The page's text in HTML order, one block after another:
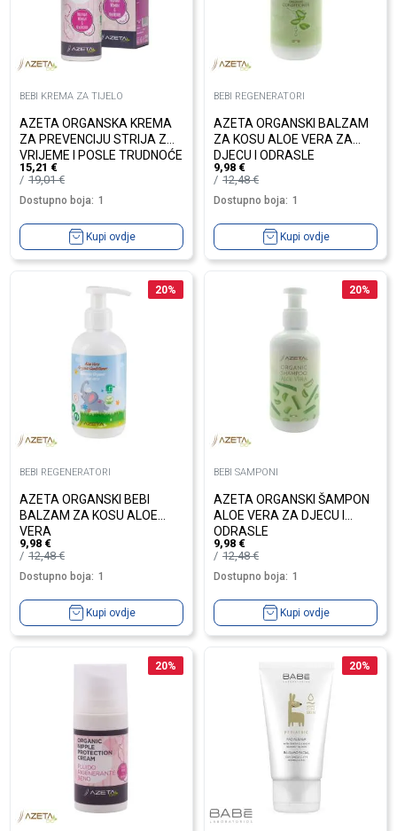
BEBI KREMA ZA TIJELO
AZETA ORGANSKA KREMA
ZA PREVENCIJU STRIJA ZA
VRIJEME I POSLE TRUDNOĆE
150ML
15,21 €
19,01€
Dostupno boja: 1
Kupi ovdje
BEBI REGENERATORI
AZETA ORGANSKI BALZAM
ZA KOSU ALOE VERA ZA
DJECU I ODRASLE
9,98 €
12,48€
Dostupno boja: 1
Kupi ovdje
20%
BEBI REGENERATORI
AZETA ORGANSKI BEBI
BALZAM ZA KOSU ALOE
VERA
9,98 €
12,48€
Dostupno boja: 1
Kupi ovdje
20%
BEBI SAMPONI
AZETA ORGANSKI ŠAMPON
ALOE VERA ZA DJECU I
ODRASLE
9,98 €
12,48€
Dostupno boja: 1
Kupi ovdje
20% 20%